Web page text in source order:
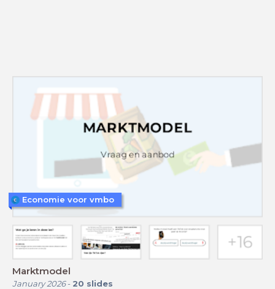
Marktmodel
January 2026- 20 slides
Economie voor vmbo